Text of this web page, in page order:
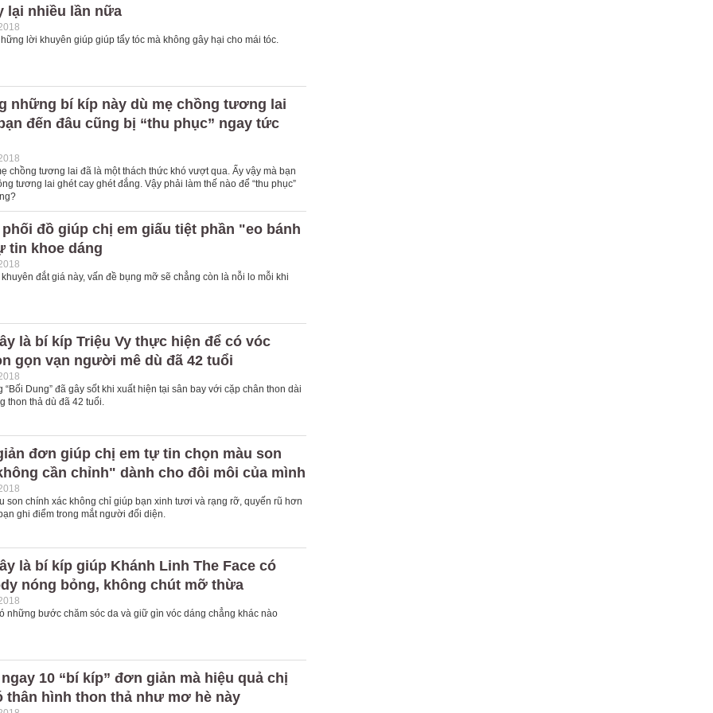
lại nhiều lần nữa
lời khuyên giúp giúp tẩy tóc mà không gây hại cho mái tóc.
những bí kíp này dù mẹ chồng tương lai
đến đâu cũng bị “thu phục” ngay tức
chồng tương lai đã là một thách thức khó vượt qua. Ấy vậy mà bạn
tương lai ghét cay ghét đắng. Vậy phải làm thế nào để “thu phục”
đồ giúp chị em giấu tiệt phần "eo bánh
tin khoe dáng
đắt giá này, vấn đề bụng mỡ sẽ chẳng còn là nỗi lo mỗi khi
là bí kíp Triệu Vy thực hiện để có vóc
gọn vạn người mê dù đã 42 tuổi
“Bối Dung” đã gây sốt khi xuất hiện tại sân bay với cặp chân thon dài
thon thả dù đã 42 tuổi.
đơn giúp chị em tự tin chọn màu son
cần chỉnh" dành cho đôi môi của mình
son chính xác không chỉ giúp bạn xinh tươi và rạng rỡ, quyến rũ hơn
ghi điểm trong mắt người đối diện.
là bí kíp giúp Khánh Linh The Face có
nóng bỏng, không chút mỡ thừa
những bước chăm sóc da và giữ gìn vóc dáng chẳng khác nào
10 “bí kíp” đơn giản mà hiệu quả chị
thân hình thon thả như mơ hè này